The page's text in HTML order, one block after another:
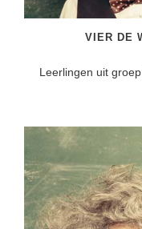
VIER DE
Leerlingen uit